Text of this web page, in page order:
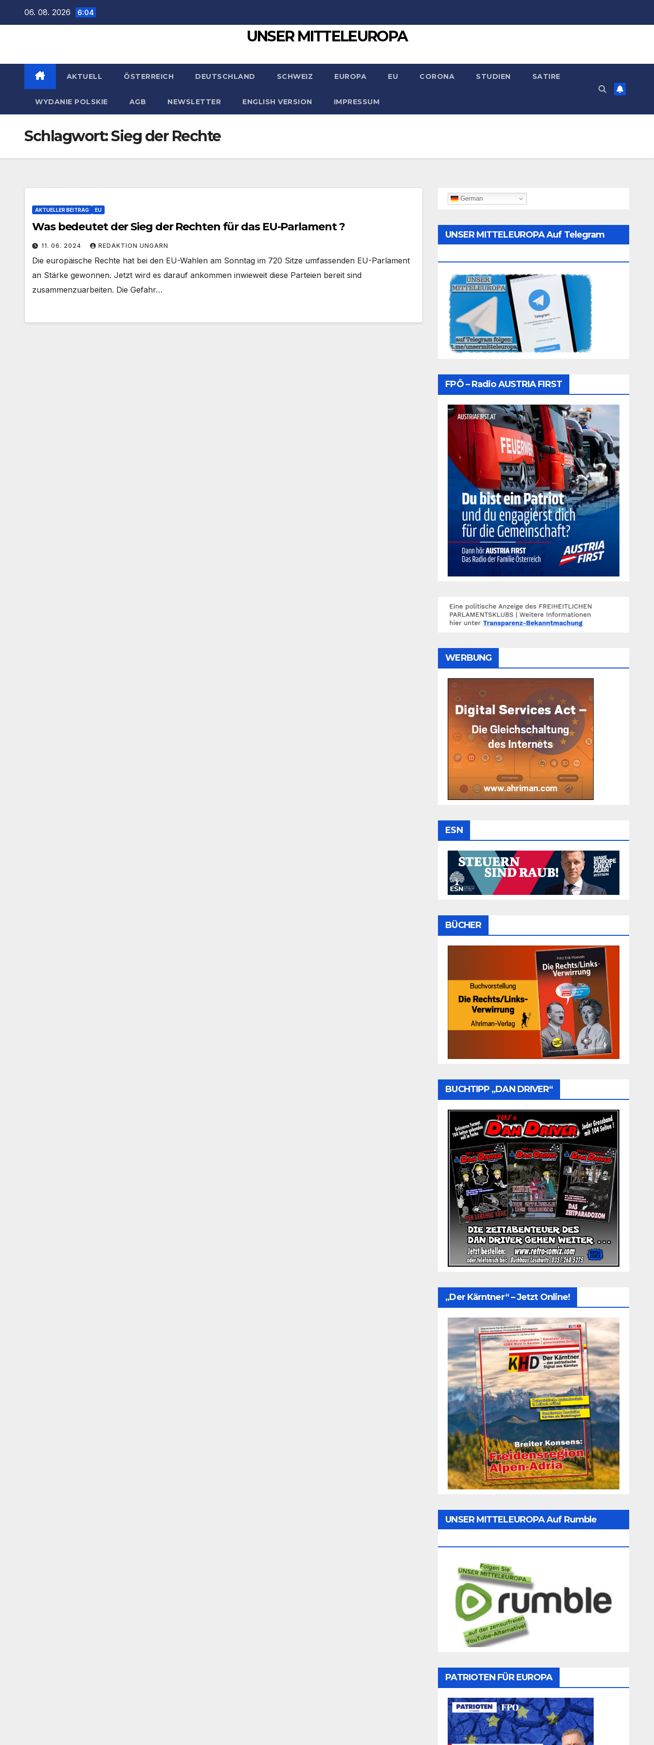
06. 08. 2026 6:04
UNSER MITTELEUROPA
AKTUELL ÖSTERREICH DEUTSCHLAND SCHWEIZ EUROPA EU CORONA STUDIEN SATIRE
WYDANIE POLSKIE AGB NEWSLETTER ENGLISH VERSION IMPRESSUM
Schlagwort:Sieg der Rechte
AKTUELLER BEITRAG EU
Was bedeutet der Sieg der Rechten für das EU-Parlament ?
11. 06. 2024 REDAKTION UNGARN
Die europäische Rechte hat bei den EU-Wahlen am Sonntag im 720 Sitze umfassenden EU-Parlament
an Stärke gewonnen. Jetzt wird es darauf ankommen inwieweit diese Parteien bereit sind
zusammenzuarbeiten. Die Gefahr…
German
UNSER MITTELEUROPA Auf Telegram
FPÖ – Radio AUSTRIA FIRST
WERBUNG
ESN
BÜCHER
BUCHTIPP „DAN DRIVER“
„Der Kärntner“ – Jetzt Online!
UNSER MITTELEUROPA Auf Rumble
PATRIOTEN FÜR EUROPA